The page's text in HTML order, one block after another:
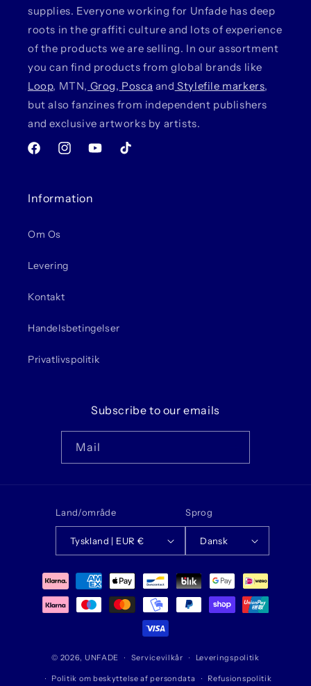
supplies. Everyone working for Unfade has deep
roots in the graffiti culture and lots of experience
of the products we are selling. In our assortment
you can find products from global brands like
Loop, MTN, Grog, Posca and Stylefile markers,
but also fanzines from independent publishers
and exclusive artworks by artists.
FacebookInstagramYouTubeTikTok
Information
Om Os
Levering
Kontakt
Handelsbetingelser
Privatlivspolitik
Subscribe to our emails
Mail
Land/område
Tyskland | EUR €
Sprog
Dansk
Betalingsmetoder
© 2026, UNFADE Servicevilkår Leveringspolitik
Politik om beskyttelse af persondata Refusionspolitik